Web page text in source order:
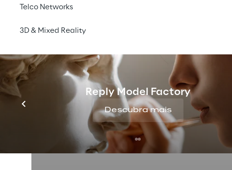
Telco Networks
3D & Mixed Reality
Reply Model Factory
Descubra mais